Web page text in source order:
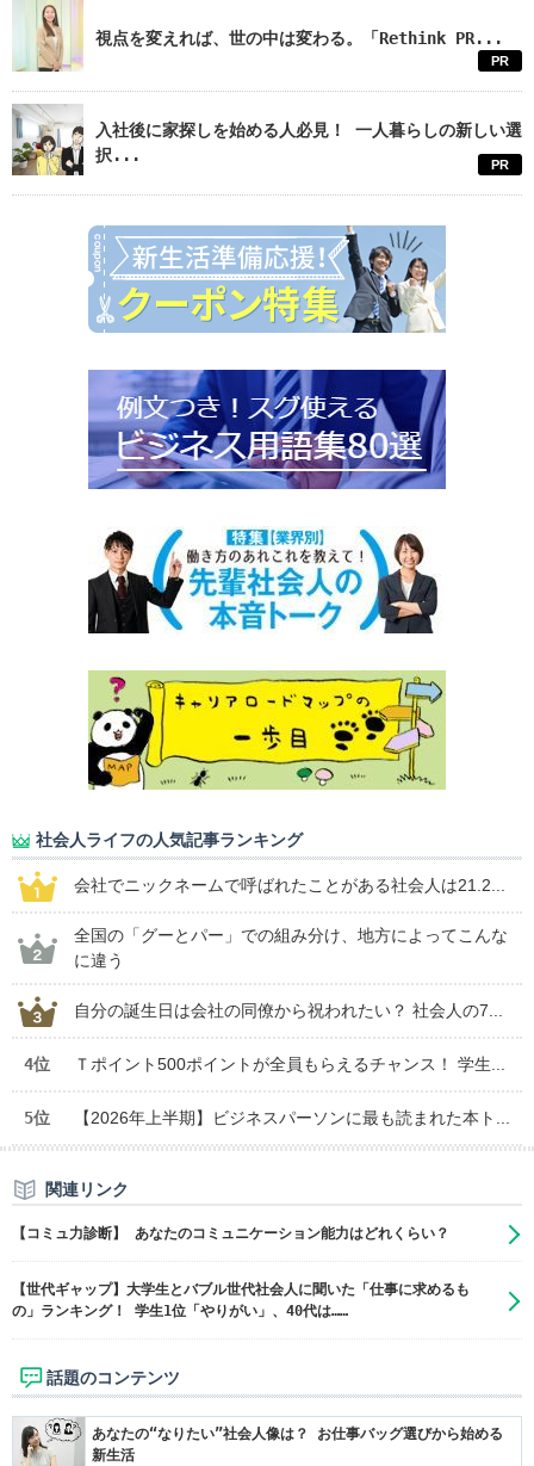
視点を変えれば、世の中は変わる。「Rethink PR...
PR
入社後に家探しを始める人必見！ 一人暮らしの新しい選
択...
PR
社会人ライフの人気記事ランキング
会社でニックネームで呼ばれたことがある社会人は21.2...
全国の「グーとパー」での組み分け、地方によってこんな
に違う
自分の誕生日は会社の同僚から祝われたい？ 社会人の7...
4位 Ｔポイント500ポイントが全員もらえるチャンス！ 学生...
5位 【2026年上半期】ビジネスパーソンに最も読まれた本ト...
関連リンク
【コミュ力診断】 あなたのコミュニケーション能力はどれくらい？
【世代ギャップ】大学生とバブル世代社会人に聞いた「仕事に求めるも
の」ランキング！ 学生1位「やりがい」、40代は……
話題のコンテンツ
あなたの“なりたい”社会人像は？ お仕事バッグ選びから始める
新生活